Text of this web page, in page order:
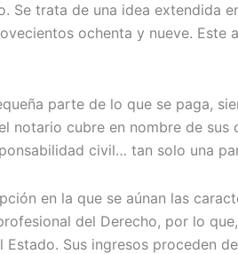
trata de una idea extendida
ochenta y nueve.
parte de lo que se paga,
cubre en nombre de
civil… tan solo una
en la que se aúnan las
del Derecho, por lo
Sus ingresos proceden